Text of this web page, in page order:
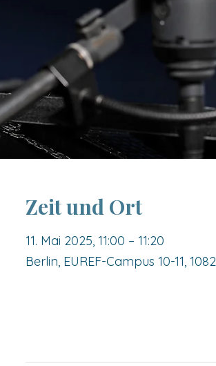
Zeit und Ort
11. Mai 2025, 11:00 – 11:20
Berlin, EUREF-Campus 10-11,